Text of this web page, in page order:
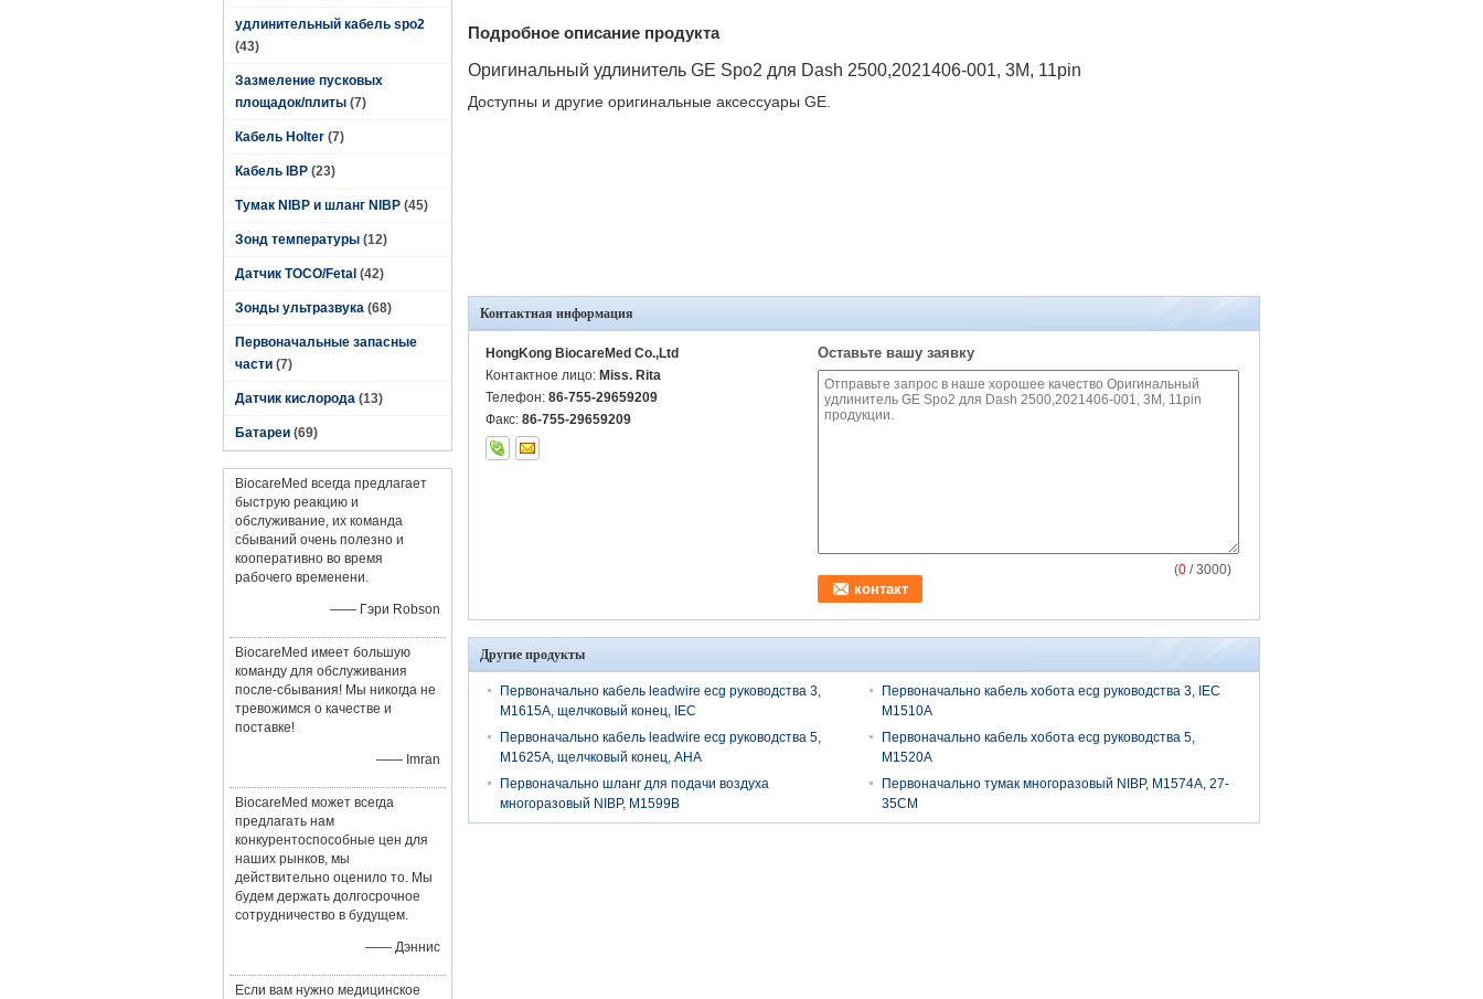
удлинительный кабель spo2
(43)
Зазмеление пусковых
площадок/плиты (7)
Кабель Holter (7)
Кабель IBP (23)
Тумак NIBP и шланг NIBP (45)
Зонд температуры (12)
Датчик TOCO/Fetal (42)
Зонды ультразвука (68)
Первоначальные запасные
части (7)
Датчик кислорода (13)
Батареи (69)
BiocareMed всегда предлагает
быструю реакцию и
обслуживание, их команда
сбываний очень полезно и
кооперативно во время
рабочего временени.
—— Гэри Robson
BiocareMed имеет большую
команду для обслуживания
после-сбывания! Мы никогда не
тревожимся о качестве и
поставке!
—— Imran
BiocareMed может всегда
предлагать нам
конкурентоспособные цен для
наших рынков, мы
действительно оценило то. Мы
будем держать долгосрочное
сотрудничество в будущем.
—— Дэннис
Если вам нужно медицинское
Подробное описание продукта
Оригинальный удлинитель GE Spo2 для Dash 2500,2021406-001, 3M, 11pin
Доступны и другие оригинальные аксессуары GE.
Контактная информация
HongKong BiocareMed Co.,Ltd
Контактное лицо: Miss. Rita
Телефон: 86-755-29659209
Факс: 86-755-29659209
Оставьте вашу заявку
(0 / 3000)
Другие продукты
Первоначально кабель leadwire ecg руководства 3,
M1615A, щелчковый конец, IEC
Первоначально кабель хобота ecg руководства 3, IEC
M1510A
Первоначально кабель leadwire ecg руководства 5,
M1625A, щелчковый конец, AHA
Первоначально кабель хобота ecg руководства 5,
M1520A
Первоначально шланг для подачи воздуха
многоразовый NIBP, M1599B
Первоначально тумак многоразовый NIBP, M1574A, 27-
35CM